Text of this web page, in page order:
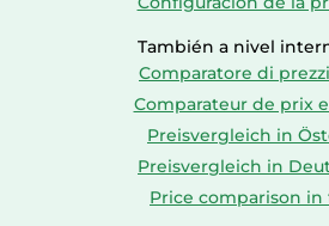
También a nivel
Comparatore di
Comparateur de prix
Preisvergleich in
Preisvergleich in
Price comparison in